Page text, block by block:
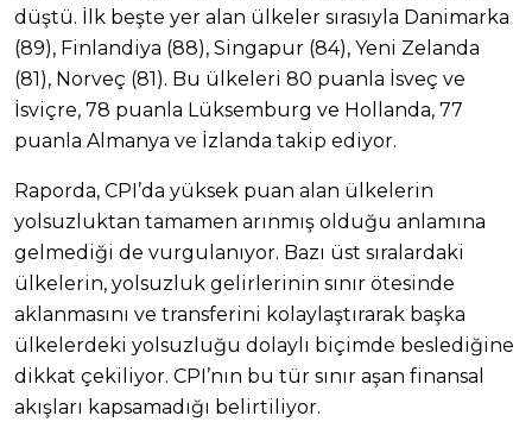
düştü. İlk beşte yer alan ülkeler sırasıyla Danimarka
(89), Finlandiya (88), Singapur (84), Yeni Zelanda
(81), Norveç (81). Bu ülkeleri 80 puanla İsveç ve
İsviçre, 78 puanla Lüksemburg ve Hollanda, 77
puanla Almanya ve İzlanda takip ediyor.
Raporda, CPI’da yüksek puan alan ülkelerin
yolsuzluktan tamamen arınmış olduğu anlamına
gelmediği de vurgulanıyor. Bazı üst sıralardaki
ülkelerin, yolsuzluk gelirlerinin sınır ötesinde
aklanmasını ve transferini kolaylaştırarak başka
ülkelerdeki yolsuzluğu dolaylı biçimde beslediğine
dikkat çekiliyor. CPI’nın bu tür sınır aşan finansal
akışları kapsamadığı belirtiliyor.